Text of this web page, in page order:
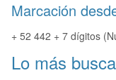
Marcación
+ 52 442 + 7 dígitos
Lo más